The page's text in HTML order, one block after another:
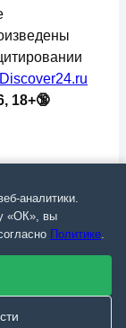
⚙️
номер: ЭЛ №
Discover24.ru
18+🔞
аналитики.
«ОК», вы
Политике.